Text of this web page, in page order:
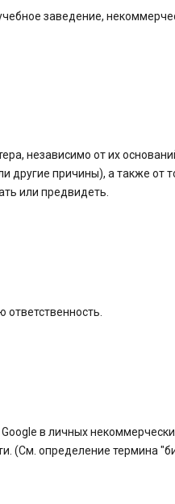
заведение,
независимо от их
другие причины), а также от
или предвидеть.
в личных
(См. определение термина